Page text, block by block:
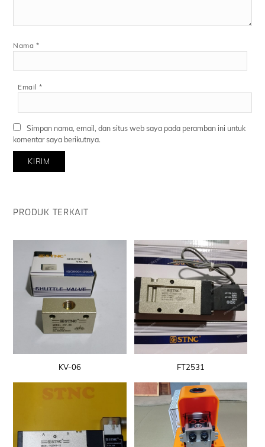
Nama *
Email*
Simpan nama, email, dan situs web saya pada peramban ini untuk
komentar saya berikutnya.
PRODUK TERKAIT
KV-06 FT2531